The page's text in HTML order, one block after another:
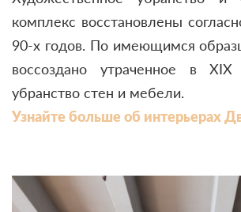
комплекс восстановлены
90-х годов. По имеющимся
воссоздано утраченное в ХIХ
убранство стен и мебели.
Узнайте больше об интерьерах